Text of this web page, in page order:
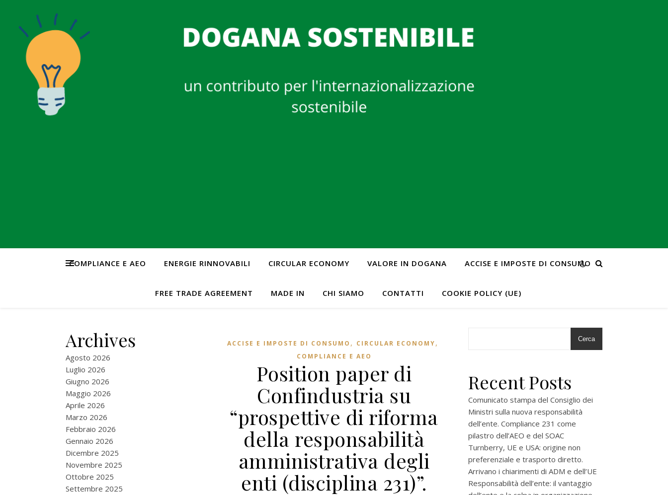
COMPLIANCE E AEO ENERGIE RINNOVABILI CIRCULAR ECONOMY VALORE IN DOGANA ACCISE E IMPOSTE DI CONSUMO
FREE TRADE AGREEMENT MADE IN CHI SIAMO CONTATTI COOKIE POLICY (UE)
Archives
Agosto 2026
Luglio 2026
Giugno 2026
Maggio 2026
Aprile 2026
Marzo 2026
Febbraio 2026
Gennaio 2026
Dicembre 2025
Novembre 2025
Ottobre 2025
Settembre 2025
ACCISE E IMPOSTE DI CONSUMO , CIRCULAR ECONOMY,
COMPLIANCE E AEO
Position paper di
Confindustria su
“prospettive di riforma
della responsabilità
amministrativa degli
enti (disciplina 231)”.
Cerca
Recent Posts
Comunicato stampa del Consiglio dei
Ministri sulla nuova responsabilità
dell’ente. Compliance 231 come
pilastro dell’AEO e del SOAC
Turnberry, UE e USA: origine non
preferenziale e trasporto diretto.
Arrivano i chiarimenti di ADM e dell’UE
Responsabilità dell’ente: il vantaggio